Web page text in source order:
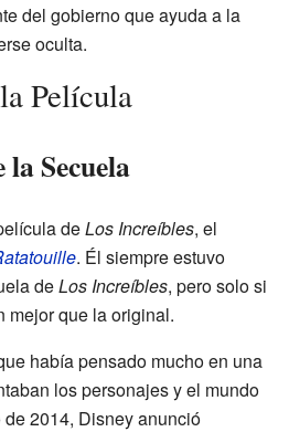
del gobierno que ayuda a la
oculta.
Película
Secuela
deLos Increíbles, el
. Él siempre estuvo
deLos Increíbles, pero solo si
mejor que la original.
había pensado mucho en una
los personajes y el mundo
2014, Disney anunció